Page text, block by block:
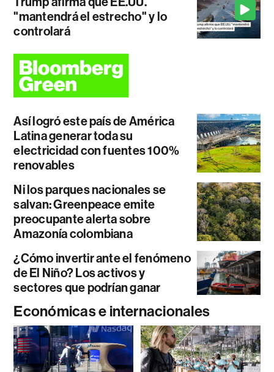
"mantendrá el estrecho" y lo
controlará
Así logró este país de América
Latina generar toda su
electricidad con fuentes 100%
renovables
Ni los parques nacionales se
salvan: Greenpeace emite
preocupante alerta sobre
Amazonía colombiana
¿Cómo invertir ante el fenómeno
de El Niño? Los activos y
sectores que podrían ganar
Económicas e internacionales